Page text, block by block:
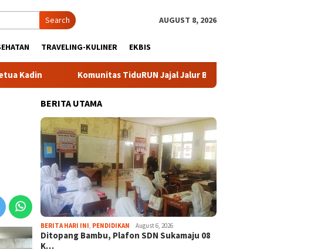
Search AUGUST 8, 2026
TRAVELING-KULINER EKBIS
Komunitas TiduRUN Jajal Jalur Baru Trekking dan Trail Run
BERITA UTAMA
BERITA HARI INI PENDIDIKAN August 6, 2026
Ditopang Bambu, Plafon SDN Sukamaju 08
K…